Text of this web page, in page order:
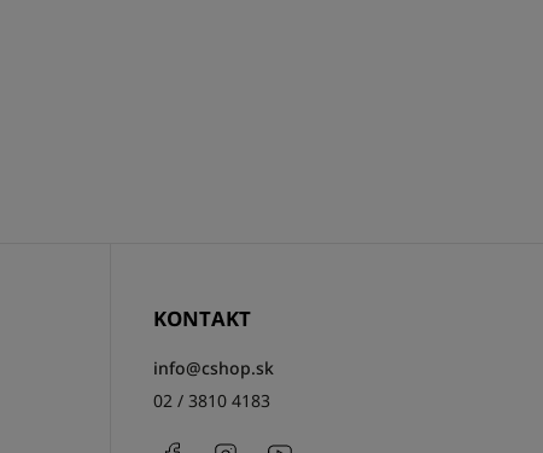
KONTAKT
info@cshop.sk
02 / 3810 4183
FacebookInstagram